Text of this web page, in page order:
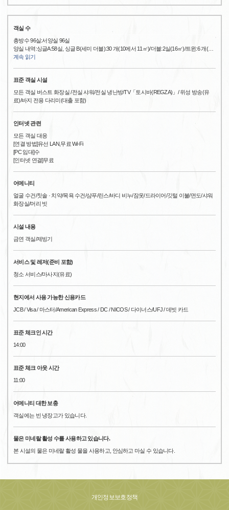
객실 수
총방수 96실:서양실 96실
양실 내역:싱글A:58실, 싱글 B(세미 더블):30 개(10에서 11㎡)/더블:2실(16㎡)/트윈:6 개(…
계속 읽기
표준 객실 시설
모든 객실 버스트 화장실 /전실 샤워/전실 냉난방/TV「토시바(REGZA)」/ 위성 방송(유
료)/바지 전용 다리미(대출 포함)
인터넷 관련
모든 객실 대응
[연결 방법]유선 LAN,무료 Wi-Fi
[PC 임대]수
[인터넷 연결]무료
어메니티
얼굴 수건/칫솔 · 치약/목욕 수건/샴푸/린스/바디 비누/잠옷/드라이어/깃털 이불/면도/샤워
화장실/머리 빗
시설 내용
금연 객실/제빙기
서비스 및 레저(준비 포함)
청소 서비스/마사지(유료)
현지에서 사용 가능한 신용카드
JCB / Visa / 마스터/American Express / DC / NICOS / 다이너스/UFJ / 데빗 카드
표준 체크인 시간
14:00
표준 체크 아웃 시간
11:00
어메니티 대한 보충
객실에는 빈 냉장고가 있습니다.
물은 미네랄 활성 수를 사용하고 있습니다.
본 시설의 물은 미네랄 활성 물을 사용하고, 안심하고 마실 수 있습니다.
개인정보보호정책